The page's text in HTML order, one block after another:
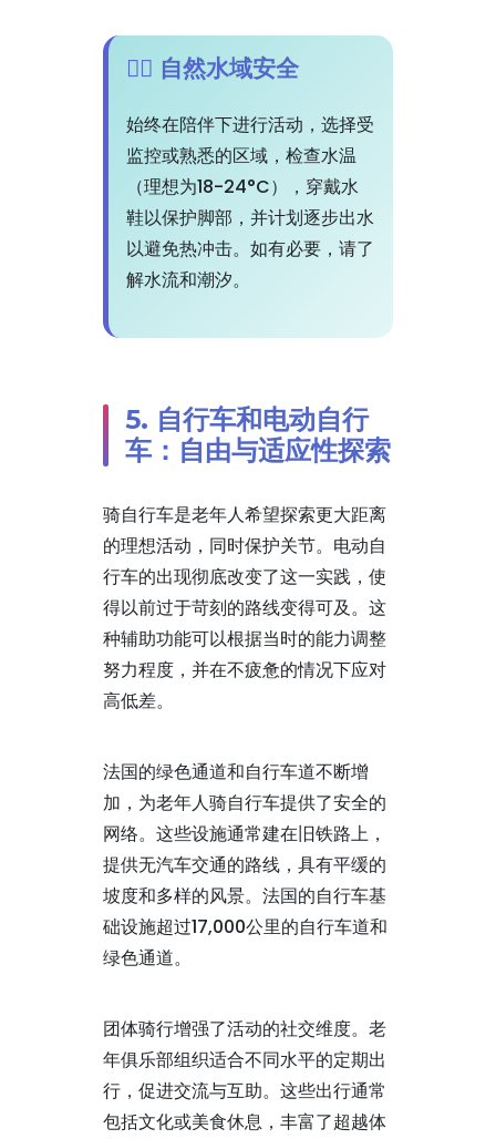
🏊‍♀️ 自然水域安全
始终在陪伴下进行活动，选择受
监控或熟悉的区域，检查水温
（理想为18-24°C），穿戴水
鞋以保护脚部，并计划逐步出水
以避免热冲击。如有必要，请了
解水流和潮汐。
5. 自行车和电动自行
车：自由与适应性探索
骑自行车是老年人希望探索更大距离
的理想活动，同时保护关节。电动自
行车的出现彻底改变了这一实践，使
得以前过于苛刻的路线变得可及。这
种辅助功能可以根据当时的能力调整
努力程度，并在不疲惫的情况下应对
高低差。
法国的绿色通道和自行车道不断增
加，为老年人骑自行车提供了安全的
网络。这些设施通常建在旧铁路上，
提供无汽车交通的路线，具有平缓的
坡度和多样的风景。法国的自行车基
础设施超过17,000公里的自行车道和
绿色通道。
团体骑行增强了活动的社交维度。老
年俱乐部组织适合不同水平的定期出
行，促进交流与互助。这些出行通常
包括文化或美食休息，丰富了超越体